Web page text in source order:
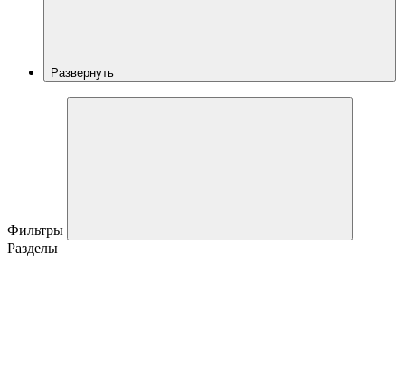
Развернуть
Фильтры
Разделы